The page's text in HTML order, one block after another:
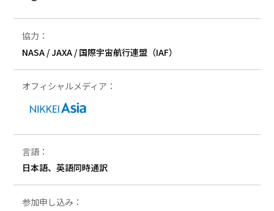
協力：
NASA / JAXA / 国際宇宙航行連盟（IAF）
オフィシャルメディア：
言語：
日本語、英語同時通訳
参加申し込み：